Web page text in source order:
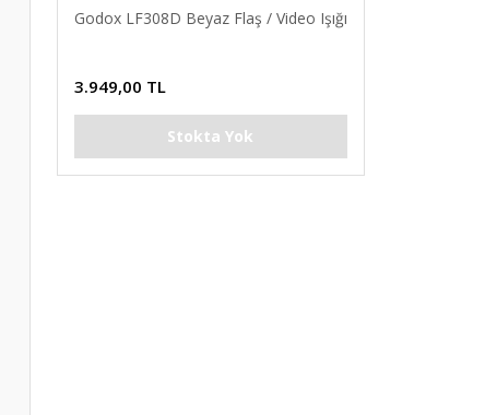
Godox LF308D Beyaz Flaş / Video Işığı
3.949,00 TL
Stokta Yok